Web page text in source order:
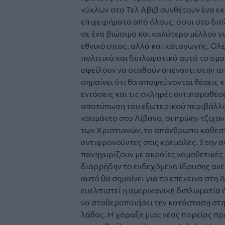
κύκλων στο Τελ Αβιβ συνθέτουν ένα
επιχειρήματα από όλους, όσοι στο
σε ένα βιώσιμο και καλύτερο μέλλον
εθνικότητας, αλλά και καταγωγής.
πολιτικά και διπλωματικά αυτό το
οφείλουν να σταθούν απέναντι στην
σημαίνει ότι θα αποφεύγονται
εντάσεις και τις σκληρές
αποτύπωση του εξωτερικού
κουμάντο στο Λίβανο, οι πρώην
των Χριστιανών, το απάνθρωπο
αντιφρονούντες στις κρεμάλες. Στην
πανηγυρίζουν με ακραίες
διαρρήδην το ενδεχόμενο ίδρυσης
αυτό θα σημαίνει για το επέκεινα
ευελπιστεί η αμερικανική
να σταθεροποιήσει την κατάσταση
λάθος. Η χάραξη μιας νέας πορείας